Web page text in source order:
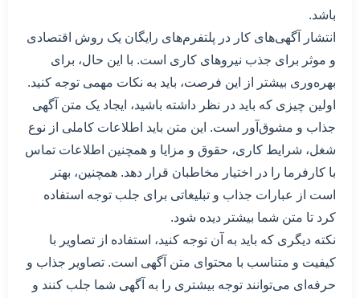
باشد.
انتشار آگهی‌های کار در پلتفرم‌های رایگان یک روش اقتصادی
و موثر برای جذب نیروهای کاری است. با این حال، برای
بهره‌وری بیشتر از این فرصت، باید به نکات مهمی توجه کنید.
اولین چیزی که باید در نظر داشته باشید، ایجاد یک متن آگهی
جذاب و مشوق‌آور است. این متن باید اطلاعات کاملی از نوع
شغل، شرایط کاری، حقوق و مزایا و همچنین اطلاعات تماس
با کارفرما را در اختیار مخاطبان قرار دهد. همچنین، بهتر
است از عبارات جذاب و تبلیغاتی برای جلب توجه استفاده
کرد تا متن شما بیشتر دیده شود.
نکته دیگری که باید به آن توجه کنید، استفاده از تصاویر با
کیفیت و متناسب با محتوای متن آگهی است. تصاویر جذاب و
حرفه‌ای می‌توانند توجه بیشتری را به آگهی شما جلب کنند و